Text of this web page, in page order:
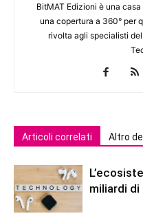
BitMAT Edizioni è una
una copertura a 360° per
rivolta agli specialisti
Articoli correlati Altro
miliardi di